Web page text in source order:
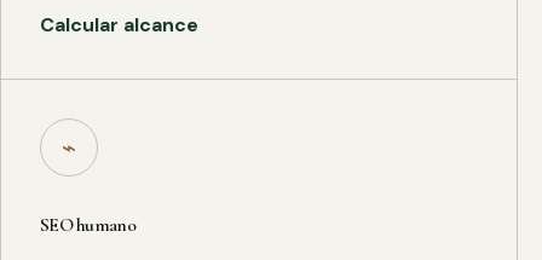
Calcular alcance
⌁
SEO humano